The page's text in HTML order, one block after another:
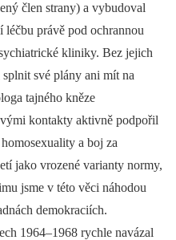
člen strany) a vybudoval
právě pod ochrannou
kliniky. Bez jejich
své plány ani mít na
tajného kněze
kontakty aktivně podpořil
a boj za
jako vrozené varianty normy,
jsme v této věci náhodou
demokraciích.
1964–1968 rychle navázal